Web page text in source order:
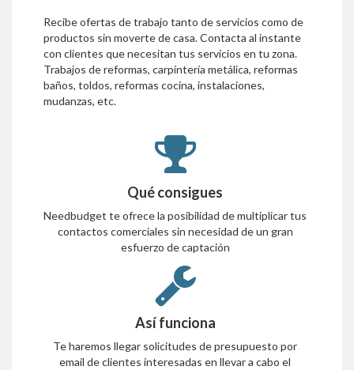
Recibe ofertas de trabajo tanto de servicios como de
productos sin moverte de casa. Contacta al instante
con clientes que necesitan tus servicios en tu zona.
Trabajos de reformas, carpíntería metálica, reformas
baños, toldos, reformas cocina, instalaciones,
mudanzas, etc.
Qué consigues
Needbudget te ofrece la posibilidad de multiplicar tus
contactos comerciales sin necesidad de un gran
esfuerzo de captación
Así funciona
Te haremos llegar solicitudes de presupuesto por
email de clientes interesadas en llevar a cabo el